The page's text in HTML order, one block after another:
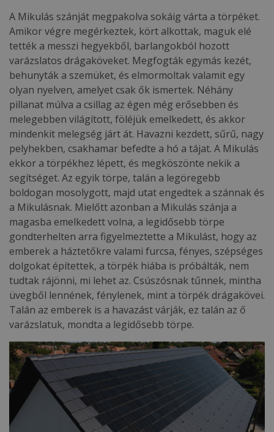
A Mikulás szánját megpakolva sokáig várta a törpéket.
Amikor végre megérkeztek, kört alkottak, maguk elé
tették a messzi hegyekből, barlangokból hozott
varázslatos drágaköveket. Megfogták egymás kezét,
behunyták a szemüket, és elmormoltak valamit egy
olyan nyelven, amelyet csak ők ismertek. Néhány
pillanat múlva a csillag az égen még erősebben és
melegebben világított, föléjük emelkedett, és akkor
mindenkit melegség járt át. Havazni kezdett, sűrű, nagy
pelyhekben, csakhamar befedte a hó a tájat. A Mikulás
ekkor a törpékhez lépett, és megköszönte nekik a
segítséget. Az egyik törpe, talán a legöregebb
boldogan mosolygott, majd utat engedtek a szánnak és
a Mikulásnak. Mielőtt azonban a Mikulás szánja a
magasba emelkedett volna, a legidősebb törpe
gondterhelten arra figyelmeztette a Mikulást, hogy az
emberek a háztetőkre valami furcsa, fényes, szépséges
dolgokat építettek, a törpék hiába is próbálták, nem
tudtak rájönni, mi lehet az. Csúszósnak tűnnek, mintha
üvegből lennének, fénylenek, mint a törpék drágakövei.
Talán az emberek is a havazást várják, ez talán az ő
varázslatuk, mondta a legidősebb törpe.